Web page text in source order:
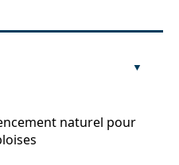
naturel pour